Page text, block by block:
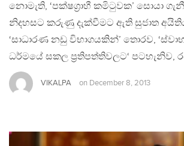
නොමැති, ‘පක්ෂග‍්‍රාහී කමිටුවක’ සොයා
නිදහසට කරුණු දැක්වීමට ඇති සුජාත
‘සාධාරණ නඩු විභාගයකින්’ තොරව,
ධර්මයේ සකල ප‍්‍රතිපත්තිවලට‘ පටහැනිව,
VIKALPA on December 8, 2013